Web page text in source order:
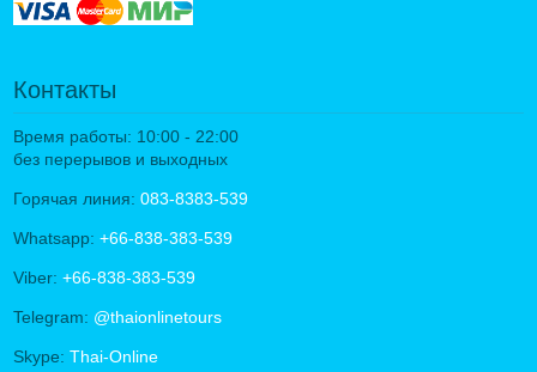
Контакты
Время работы: 10:00 - 22:00
без перерывов и выходных
Горячая линия: 083-8383-539
Whatsapp: +66-838-383-539
Viber: +66-838-383-539
Telegram: @thaionlinetours
Skype: Thai-Online